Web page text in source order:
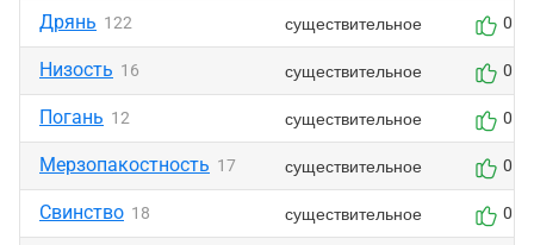
Дрянь 122 существительное 0
Низость 16 существительное 0
Погань 12 существительное 0
Мерзопакостность 17 существительное 0
Свинство 18 существительное 0